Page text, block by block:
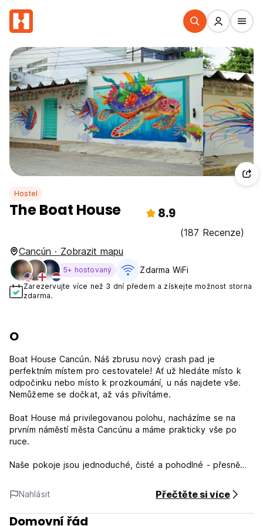
Hostel
The Boat House 8.9
(187 Recenze)
Cancún · Zobrazit mapu
5+ hostovaný Zdarma WiFi
Zarezervujte více než 3 dní předem a získejte možnost storna
zdarma.
O
Boat House Cancún. Náš zbrusu nový crash pad je
perfektním místem pro cestovatele! Ať už hledáte místo k
odpočinku nebo místo k prozkoumání, u nás najdete vše.
Nemůžeme se dočkat, až vás přivítáme.
Boat House má privilegovanou polohu, nacházíme se na
prvním náměstí města Cancúnu a máme prakticky vše po
ruce.
Naše pokoje jsou jednoduché, čisté a pohodlné - přesně
pláži. Užijte si veškeré pohodlí domova a přitom jste blízko
ke všem atrakcím, které Cancún nabízí!
The Boat House - Smluvní podmínky:
Nahlásit Přečtěte si více
Domovní řád